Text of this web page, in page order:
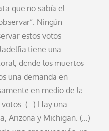
que no sabía el
Ningún
estos votos
tiene una
donde los muertos
una demanda en
en medio de la
(…) Hay una
Arizona y Michigan. (…)